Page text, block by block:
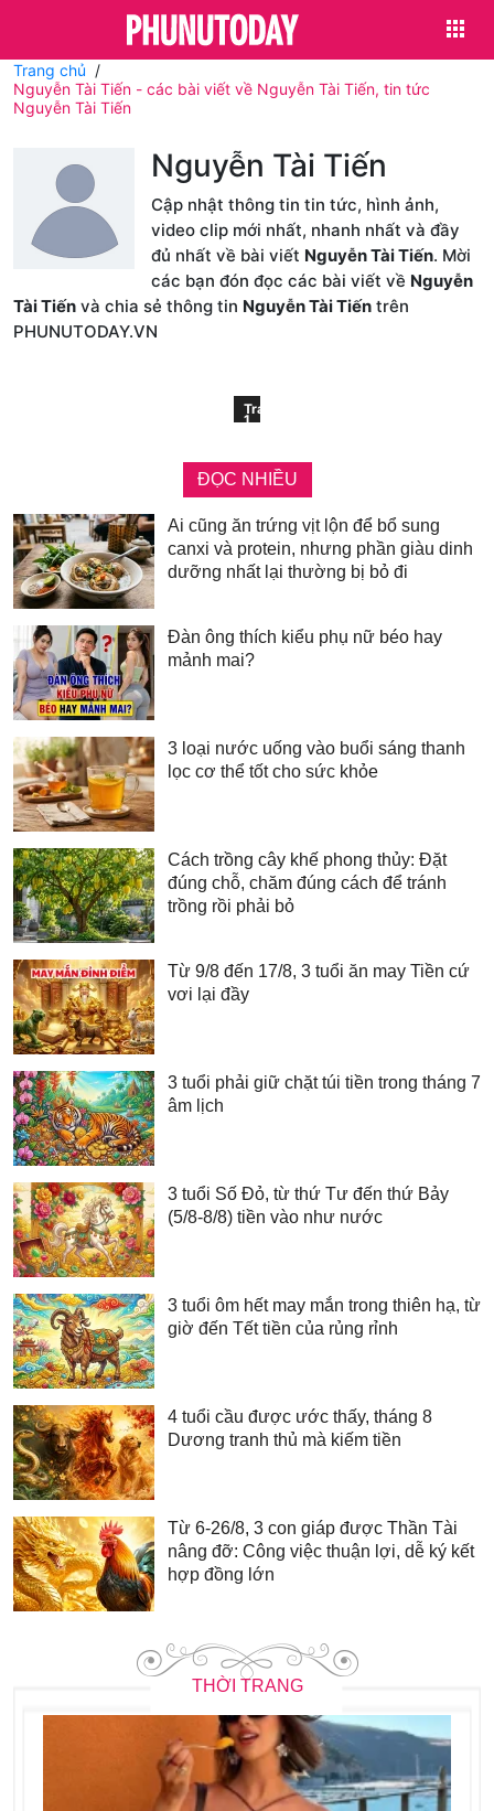
Trang chủ
Nguyễn Tài Tiến - các bài viết về Nguyễn Tài Tiến, tin tức
Nguyễn Tài Tiến
Nguyễn Tài Tiến
Cập nhật thông tin tin tức, hình ảnh,
video clip mới nhất, nhanh nhất và đầy
đủ nhất về bài viết Nguyễn Tài Tiến. Mời
các bạn đón đọc các bài viết về Nguyễn
Tài Tiến và chia sẻ thông tin Nguyễn Tài Tiến trên
PHUNUTODAY.VN
Trang
1
ĐỌC NHIỀU
Ai cũng ăn trứng vịt lộn để bổ sung
canxi và protein, nhưng phần giàu dinh
dưỡng nhất lại thường bị bỏ đi
Đàn ông thích kiểu phụ nữ béo hay
mảnh mai?
3 loại nước uống vào buổi sáng thanh
lọc cơ thể tốt cho sức khỏe
Cách trồng cây khế phong thủy: Đặt
đúng chỗ, chăm đúng cách để tránh
trồng rồi phải bỏ
Từ 9/8 đến 17/8, 3 tuổi ăn may Tiền cứ
vơi lại đầy
3 tuổi phải giữ chặt túi tiền trong tháng 7
âm lịch
3 tuổi Số Đỏ, từ thứ Tư đến thứ Bảy
(5/8-8/8) tiền vào như nước
3 tuổi ôm hết may mắn trong thiên hạ, từ
giờ đến Tết tiền của rủng rỉnh
4 tuổi cầu được ước thấy, tháng 8
Dương tranh thủ mà kiếm tiền
Từ 6-26/8, 3 con giáp được Thần Tài
nâng đỡ: Công việc thuận lợi, dễ ký kết
hợp đồng lớn
THỜI TRANG